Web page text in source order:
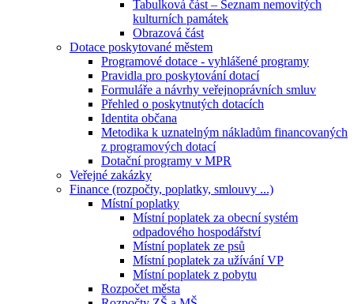
Tabulková část – Seznam nemovitých
kulturních památek
Obrazová část
Dotace poskytované městem
Programové dotace - vyhlášené programy
Pravidla pro poskytování dotací
Formuláře a návrhy veřejnoprávních smluv
Přehled o poskytnutých dotacích
Identita občana
Metodika k uznatelným nákladům financovaných
z programových dotací
Dotační programy v MPR
Veřejné zakázky
Finance (rozpočty, poplatky, smlouvy ...)
Místní poplatky
Místní poplatek za obecní systém
odpadového hospodářství
Místní poplatek ze psů
Místní poplatek za užívání VP
Místní poplatek z pobytu
Rozpočet města